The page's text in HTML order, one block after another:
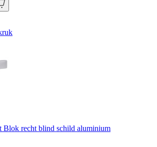
Blok recht blind schild aluminium